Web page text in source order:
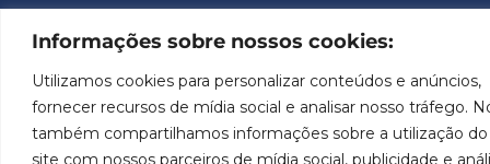
Informações sobre nossos cookies:
Utilizamos cookies para personalizar conteúdos e anúncios,
fornecer recursos de mídia social e analisar nosso tráfego.
também compartilhamos informações sobre a utilização do
site com nossos parceiros de mídia social, publicidade e
Imagens meramente ilustrativas. Informações sujeitas a
alterações sem aviso prévio. Todos os direitos são
reservados à José Murilia Bozza Comércio e Indústria